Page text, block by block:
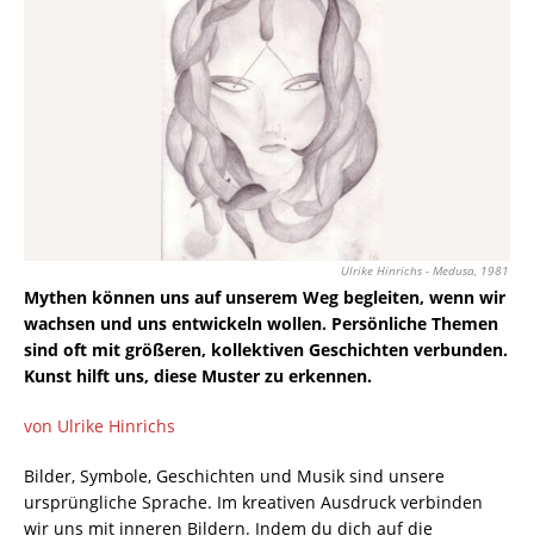
Ulrike Hinrichs - Medusa, 1981
Mythen können uns auf unserem Weg begleiten, wenn wir
wachsen und uns entwickeln wollen. Persönliche Themen
sind oft mit größeren, kollektiven Geschichten verbunden.
Kunst hilft uns, diese Muster zu erkennen.
von Ulrike Hinrichs
Bilder, Symbole, Geschichten und Musik sind unsere
ursprüngliche Sprache. Im kreativen Ausdruck verbinden
wir uns mit inneren Bildern. Indem du dich auf die